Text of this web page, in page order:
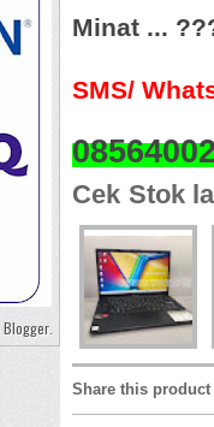
Minat ...
SMS/
Cek Stok
Share this product
Blogger.